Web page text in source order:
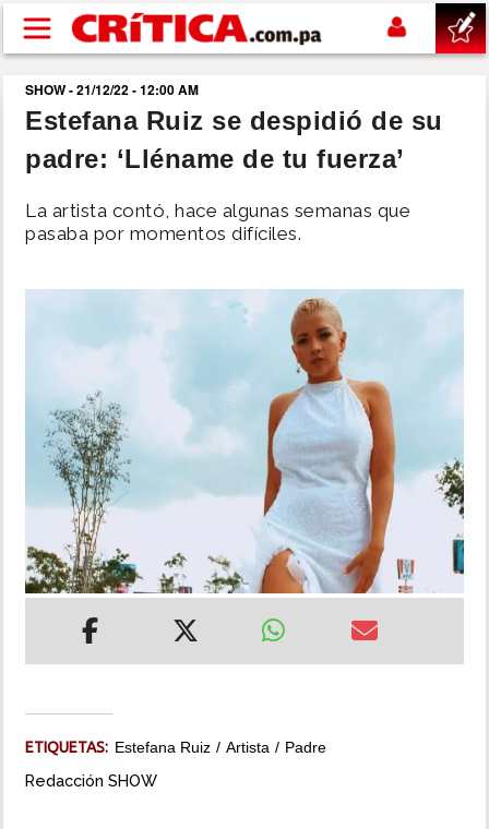
Pasar al contenido principal
buscar
SUCESOS
NACIONAL
DEPORTES
MUNDO
INSÓLITAS
MULTIMEDIA
SHOW - 21/12/22 - 12:00 AM
Estefana Ruiz se despidió de su
padre: ‘Lléname de tu fuerza’
La artista contó, hace algunas semanas que
pasaba por momentos difíciles.
ETIQUETAS: Estefana Ruiz Artista Padre
Redacción SHOW